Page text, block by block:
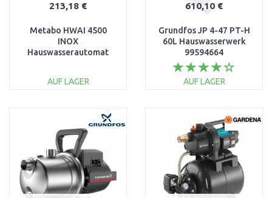
213,18 €
Metabo HWAI 4500
INOX
Hauswasserautomat
AUF LAGER
Vergleichen
610,10 €
Grundfos JP 4-47 PT-H
60L Hauswasserwerk
99594664
AUF LAGER
Vergleichen